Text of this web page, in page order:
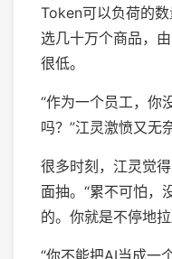
Token可以负荷的
选几十万个商品，
很低。
“作为一个员工，你
吗？”江灵激愤又无奈
很多时刻，江灵觉
面抽。“累不可怕，
的。你就是不停地
“你不能把AI当成一